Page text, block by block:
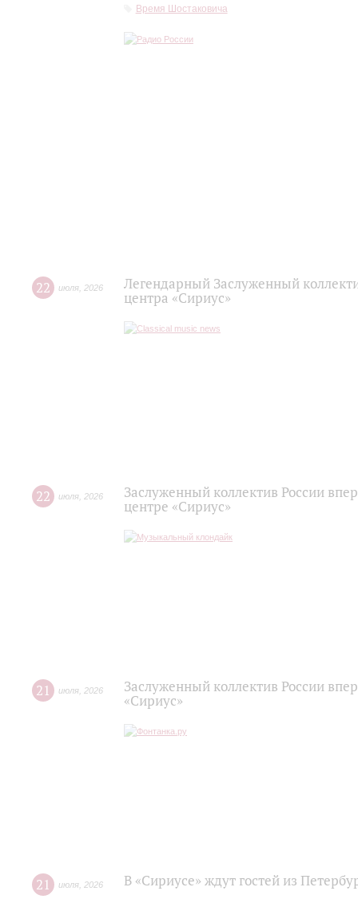
Время Шостаковича
22 июля 2026
Легендарный Заслуженный
центра «Сириус»
22 июля 2026
Заслуженный коллектив России
центре «Сириус»
21 июля 2026
Заслуженный коллектив России
«Сириус»
21 июля 2026 В «Сириусе» ждут гостей из